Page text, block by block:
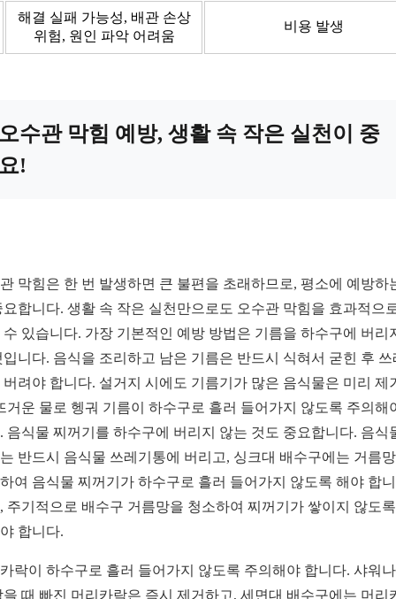
해결 실패 가능성, 배관 손상
위험, 원인 파악 어려움
비용 발생
수관 막힘 예방, 생활 속 작은 실천이 중
!
막힘은 한 번 발생하면 큰 불편을 초래하므로, 평소에 예방하
요합니다. 생활 속 작은 실천만으로도 오수관 막힘을 효과적으
수 있습니다. 가장 기본적인 예방 방법은 기름을 하수구에 버리
입니다. 음식을 조리하고 남은 기름은 반드시 식혀서 굳힌 후 쓰
버려야 합니다. 설거지 시에도 기름기가 많은 음식물은 미리 제
거운 물로 헹궈 기름이 하수구로 흘러 들어가지 않도록 주의해
음식물 찌꺼기를 하수구에 버리지 않는 것도 중요합니다. 음식
반드시 음식물 쓰레기통에 버리고, 싱크대 배수구에는 거름
여 음식물 찌꺼기가 하수구로 흘러 들어가지 않도록 해야 합
주기적으로 배수구 거름망을 청소하여 찌꺼기가 쌓이지 않도
합니다.
락이 하수구로 흘러 들어가지 않도록 주의해야 합니다. 샤워
을 때 빠진 머리카락은 즉시 제거하고, 세면대 배수구에는 머리